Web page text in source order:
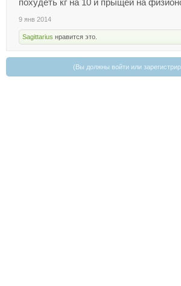
похудеть кг на 10 и прыщей на
9 янв 2014
Sagittarius нравится это.
(Вы должны войти или